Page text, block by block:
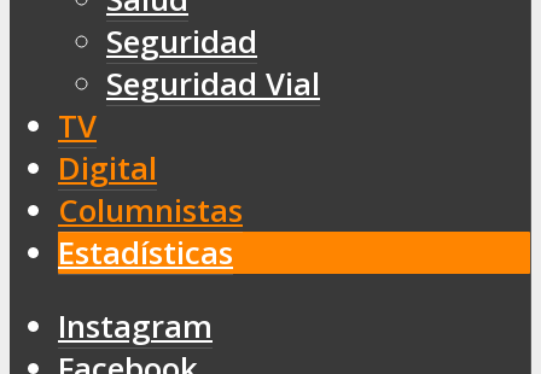
Seguridad
Seguridad Vial
TV
Digital
Columnistas
Estadísticas
Instagram